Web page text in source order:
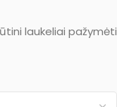
laukeliai pažymėti